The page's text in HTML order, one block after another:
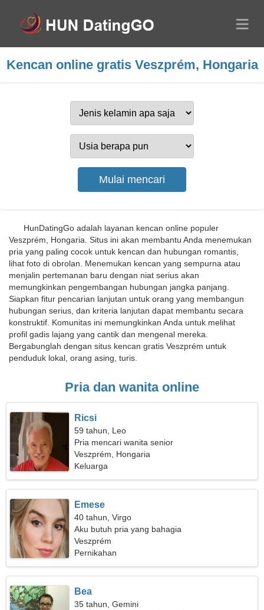
Kencan online gratis Veszprém, Hongaria
HunDatingGo adalah layanan kencan online populer
Veszprém, Hongaria. Situs ini akan membantu Anda menemukan
pria yang paling cocok untuk kencan dan hubungan romantis,
lihat foto di obrolan. Menemukan kencan yang sempurna atau
menjalin pertemanan baru dengan niat serius akan
memungkinkan pengembangan hubungan jangka panjang.
Siapkan fitur pencarian lanjutan untuk orang yang membangun
hubungan serius, dan kriteria lanjutan dapat membantu secara
konstruktif. Komunitas ini memungkinkan Anda untuk melihat
profil gadis lajang yang cantik dan mengenal mereka.
Bergabunglah dengan situs kencan gratis Veszprém untuk
penduduk lokal, orang asing, turis.
Pria dan wanita online
Ricsi
59 tahun, Leo
Pria mencari wanita senior
Veszprém, Hongaria
Keluarga
Emese
40 tahun, Virgo
Aku butuh pria yang bahagia
Veszprém
Pernikahan
Bea
35 tahun, Gemini